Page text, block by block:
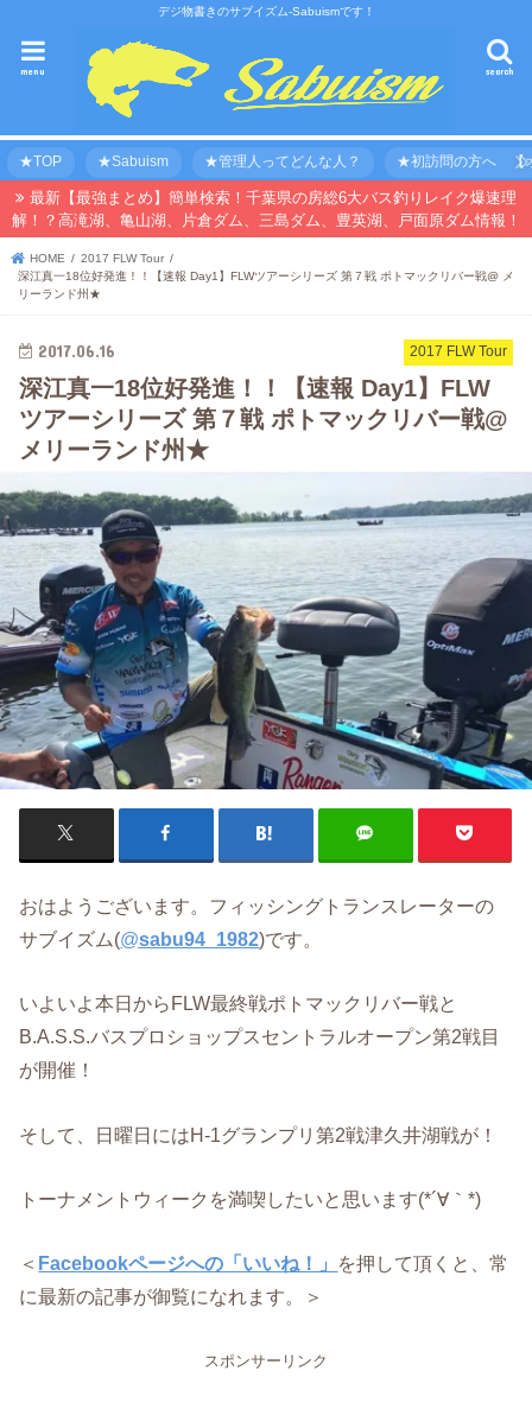
デジ物書きのサブイズム-Sabuismです！
search
menu
★TOP ★Sabuism ★管理人ってどんな人？ ★初訪問の方へ 【
最新【最強まとめ】簡単検索！千葉県の房総6大バス釣りレイク爆速理
解！？高滝湖、亀山湖、片倉ダム、三島ダム、豊英湖、戸面原ダム情報！
HOME
2017 FLW Tour
深江真一18位好発進！！【速報 Day1】FLWツアーシリーズ 第７戦 ポトマックリバー戦@ メ
リーランド州★
2017 FLW Tour
2017.06.16
深江真一18位好発進！！【速報 Day1】FLW
ツアーシリーズ 第７戦 ポトマックリバー戦@
メリーランド州★
おはようございます。フィッシングトランスレーターの
サブイズム(@sabu94_1982)です。
いよいよ本日からFLW最終戦ポトマックリバー戦と
B.A.S.S.バスプロショップスセントラルオープン第2戦目
が開催！
そして、日曜日にはH-1グランプリ第2戦津久井湖戦が！
トーナメントウィークを満喫したいと思います(*´∀｀*)
＜ Facebookページへの「いいね！」 を押して頂くと、常
に最新の記事が御覧になれます。＞
スポンサーリンク